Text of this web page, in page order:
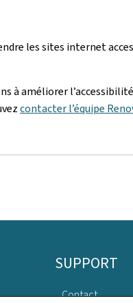
les sites internet
à améliorer
contacter l’équipe
SUPPORT
Contact